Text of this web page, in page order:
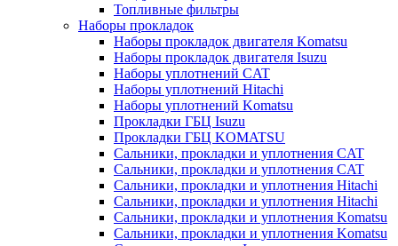
Топливные фильтры
Наборы прокладок
Наборы прокладок двигателя Komatsu
Наборы прокладок двигателя Isuzu
Наборы уплотнений CAT
Наборы уплотнений Hitachi
Наборы уплотнений Komatsu
Прокладки ГБЦ Isuzu
Прокладки ГБЦ KOMATSU
Сальники, прокладки и уплотнения CAT
Сальники, прокладки и уплотнения CAT
Сальники, прокладки и уплотнения Hitachi
Сальники, прокладки и уплотнения Hitachi
Сальники, прокладки и уплотнения Komatsu
Сальники, прокладки и уплотнения Komatsu